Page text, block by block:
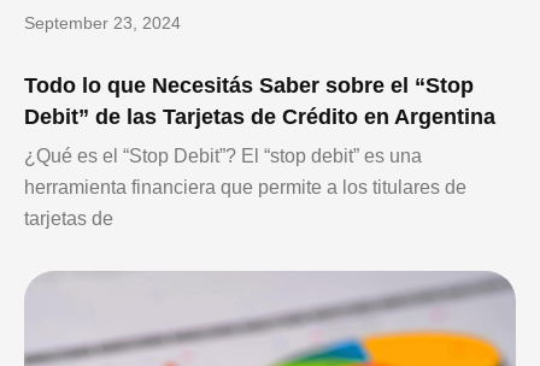
Todo lo que Necesitás Saber sobre el “Stop
Debit” de las Tarjetas de Crédito en Argentina
September 23, 2024
¿Qué es el “Stop Debit”? El “stop debit” es una
herramienta financiera que permite a los titulares de
tarjetas de